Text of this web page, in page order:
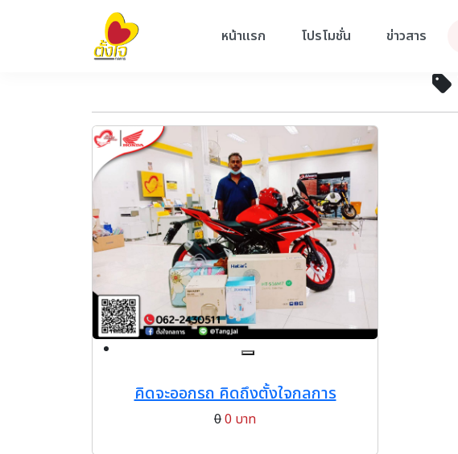
หน้าแรก โปรโมชั่น ข่าวสาร
คิดจะออกรถ คิดถึงตั้งใจกลการ
00 บาท